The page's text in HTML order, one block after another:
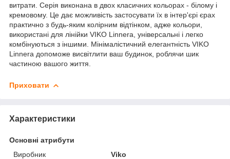
витрати. Серія виконана в двох класичних кольорах - білому і
кремовому. Це дає можливість застосувати їх в інтер'єрі єрах
практично з будь-яким колірним відтінком, адже кольори,
використані для лінійки VIKO Linnera, універсальні і легко
комбінуються з іншими. Мінімалістичний елегантність VIKO
Linnera допоможе висвітлити ваш будинок, роблячи шик
частиною вашого життя.
Приховати
Характеристики
Основні атрибути
Виробник
Viko